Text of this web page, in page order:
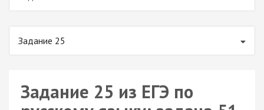
Задание 25
Задание 25 из ЕГЭ по